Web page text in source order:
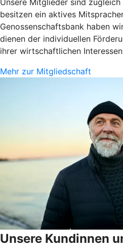
besitzen ein aktives
Genossenschaftsbank haben
dienen der individuellen
ihrer wirtschaftlichen
Mehr zur Mitgliedschaft
Unsere Kundinnen